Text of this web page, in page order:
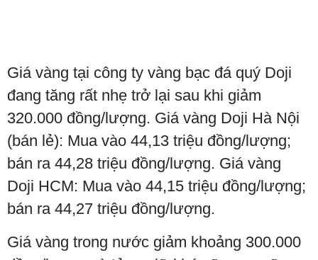
Giá vàng tại công ty vàng bạc đá quý Doji
đang tăng rất nhẹ trở lại sau khi giảm
320.000 đồng/lượng. Giá vàng Doji Hà Nội
(bán lẻ): Mua vào 44,13 triệu đồng/lượng;
bán ra 44,28 triệu đồng/lượng. Giá vàng
Doji HCM: Mua vào 44,15 triệu đồng/lượng;
bán ra 44,27 triệu đồng/lượng.
Giá vàng trong nước giảm khoảng 300.000